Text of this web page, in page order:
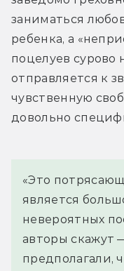
заниматься
ребенка, а
поцелуев сурово
отправляется к
чувственную
довольно
«Это
является
невероятных
авторы скажут
предполагали,